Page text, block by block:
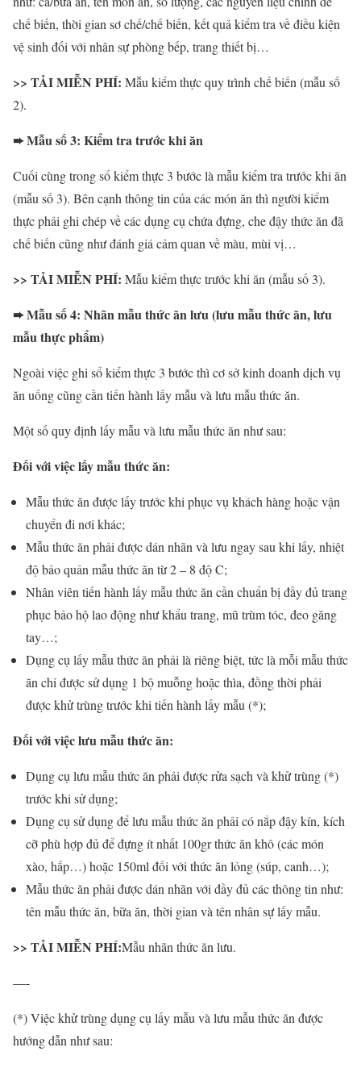
chế biến, thời gian sơ chế/chế biến, kết quả kiểm tra về điều kiện
vệ sinh đối với nhân sự phòng bếp, trang thiết bị…
>> TẢI MIỄN PHÍ: Mẫu kiểm thực quy trình chế biến (mẫu số
2).
➨ Mẫu số 3: Kiểm tra trước khi ăn
Cuối cùng trong sổ kiểm thực 3 bước là mẫu kiểm tra trước khi ăn
(mẫu số 3). Bên cạnh thông tin của các món ăn thì người kiểm
thực phải ghi chép về các dụng cụ chứa đựng, che đậy thức ăn đã
chế biến cũng như đánh giá cảm quan về màu, mùi vị…
>> TẢI MIỄN PHÍ: Mẫu kiểm thực trước khi ăn (mẫu số 3).
➨ Mẫu số 4: Nhãn mẫu thức ăn lưu (lưu mẫu thức ăn, lưu
mẫu thực phẩm)
Ngoài việc ghi sổ kiểm thực 3 bước thì cơ sở kinh doanh dịch vụ
ăn uống cũng cần tiến hành lấy mẫu và lưu mẫu thức ăn.
Một số quy định lấy mẫu và lưu mẫu thức ăn như sau:
Đối với việc lấy mẫu thức ăn:
Mẫu thức ăn được lấy trước khi phục vụ khách hàng hoặc vận
chuyển đi nơi khác;
Mẫu thức ăn phải được dán nhãn và lưu ngay sau khi lấy, nhiệt
độ bảo quản mẫu thức ăn từ 2 – 8 độ C;
Nhân viên tiến hành lấy mẫu thức ăn cần chuẩn bị đầy đủ trang
phục bảo hộ lao động như khẩu trang, mũ trùm tóc, đeo găng
tay…;
Dụng cụ lấy mẫu thức ăn phải là riêng biệt, tức là mỗi mẫu thức
ăn chỉ được sử dụng 1 bộ muỗng hoặc thìa, đồng thời phải
được khử trùng trước khi tiến hành lấy mẫu (*);
Đối với việc lưu mẫu thức ăn:
Dụng cụ lưu mẫu thức ăn phải được rửa sạch và khử trùng (*)
trước khi sử dụng;
Dụng cụ sử dụng để lưu mẫu thức ăn phải có nắp đậy kín, kích
cỡ phù hợp đủ để đựng ít nhất 100gr thức ăn khô (các món
xào, hấp…) hoặc 150ml đối với thức ăn lỏng (súp, canh…);
Mẫu thức ăn phải được dán nhãn với đầy đủ các thông tin như:
tên mẫu thức ăn, bữa ăn, thời gian và tên nhân sự lấy mẫu.
>> TẢI MIỄN PHÍ:Mẫu nhãn thức ăn lưu.
—-
(*) Việc khử trùng dụng cụ lấy mẫu và lưu mẫu thức ăn được
hướng dẫn như sau: